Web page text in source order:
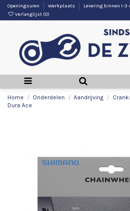
Openingsuren Werkplaats
Levering binnen 1-3
Verlanglijst (0)
Home Onderdelen Aandrijving
Dura Ace